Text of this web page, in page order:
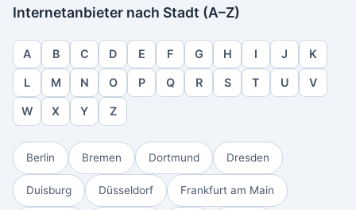
Internetanbieter nach Stadt (A–Z)
A B C D E F G H I J K
L M N O P Q R S T U V
W X Y Z
Berlin Bremen Dortmund Dresden
Duisburg Düsseldorf Frankfurt am Main